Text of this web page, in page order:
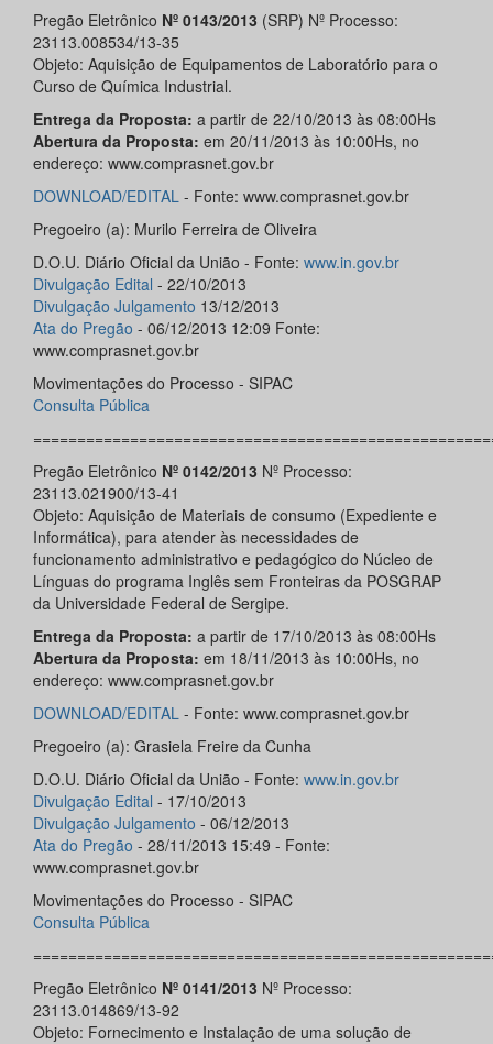
Pregão Eletrônico Nº 0143/2013 (SRP) Nº Processo:
23113.008534/13-35
Objeto: Aquisição de Equipamentos de Laboratório para o
Curso de Química Industrial.
Entrega da Proposta: a partir de 22/10/2013 às 08:00Hs
Abertura da Proposta: em 20/11/2013 às 10:00Hs, no
endereço: www.comprasnet.gov.br
DOWNLOAD/EDITAL - Fonte: www.comprasnet.gov.br
Pregoeiro (a): Murilo Ferreira de Oliveira
D.O.U. Diário Oficial da União - Fonte: www.in.gov.br
Divulgação Edital - 22/10/2013
Divulgação Julgamento 13/12/2013
Ata do Pregão - 06/12/2013 12:09 Fonte:
www.comprasnet.gov.br
Movimentações do Processo - SIPAC
Consulta Pública
Pregão Eletrônico Nº 0142/2013 Nº Processo:
23113.021900/13-41
Objeto: Aquisição de Materiais de consumo (Expediente e
Informática), para atender às necessidades de
funcionamento administrativo e pedagógico do Núcleo de
Línguas do programa Inglês sem Fronteiras da POSGRAP
da Universidade Federal de Sergipe.
Entrega da Proposta: a partir de 17/10/2013 às 08:00Hs
Abertura da Proposta: em 18/11/2013 às 10:00Hs, no
endereço: www.comprasnet.gov.br
DOWNLOAD/EDITAL - Fonte: www.comprasnet.gov.br
Pregoeiro (a): Grasiela Freire da Cunha
D.O.U. Diário Oficial da União - Fonte: www.in.gov.br
Divulgação Edital - 17/10/2013
Divulgação Julgamento - 06/12/2013
Ata do Pregão - 28/11/2013 15:49 - Fonte:
www.comprasnet.gov.br
Movimentações do Processo - SIPAC
Consulta Pública
Pregão Eletrônico Nº 0141/2013 Nº Processo:
23113.014869/13-92
Objeto: Fornecimento e Instalação de uma solução de